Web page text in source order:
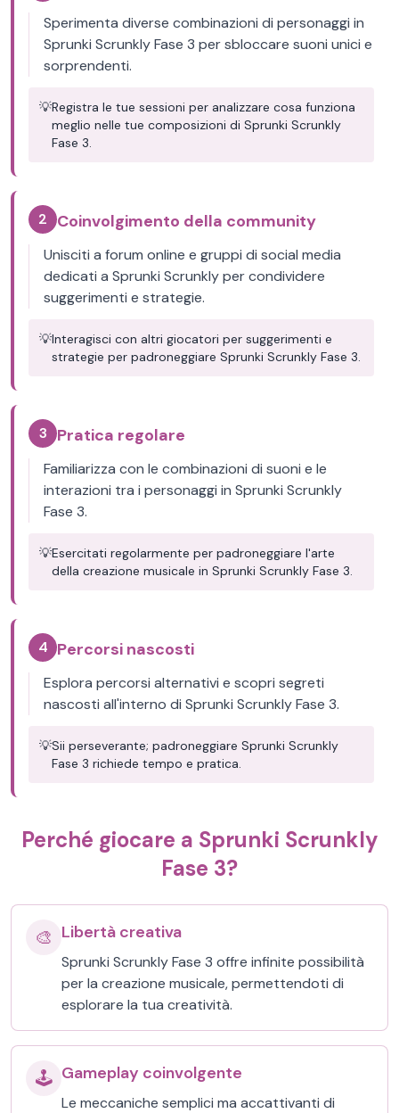
Sperimenta diverse combinazioni di personaggi in
Sprunki Scrunkly Fase 3 per sbloccare suoni unici e
sorprendenti.
💡Registra le tue sessioni per analizzare cosa funziona
meglio nelle tue composizioni di Sprunki Scrunkly
Fase 3.
2 Coinvolgimento della community
Unisciti a forum online e gruppi di social media
dedicati a Sprunki Scrunkly per condividere
suggerimenti e strategie.
💡Interagisci con altri giocatori per suggerimenti e
strategie per padroneggiare Sprunki Scrunkly Fase 3.
3 Pratica regolare
Familiarizza con le combinazioni di suoni e le
interazioni tra i personaggi in Sprunki Scrunkly
Fase 3.
💡Esercitati regolarmente per padroneggiare l'arte
della creazione musicale in Sprunki Scrunkly Fase 3.
4 Percorsi nascosti
Esplora percorsi alternativi e scopri segreti
nascosti all'interno di Sprunki Scrunkly Fase 3.
💡Sii perseverante; padroneggiare Sprunki Scrunkly
Fase 3 richiede tempo e pratica.
Perché giocare a Sprunki Scrunkly
Fase 3?
🎨 Libertà creativa
Sprunki Scrunkly Fase 3 offre infinite possibilità
per la creazione musicale, permettendoti di
esplorare la tua creatività.
🕹️ Gameplay coinvolgente
Le meccaniche semplici ma accattivanti di